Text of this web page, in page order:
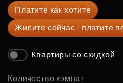
Платите как хотите
Живите сейчас - платите
Квартиры со скидкой
Количество комнат